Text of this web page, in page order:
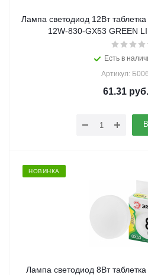
Лампа светодиод 12Вт
12W-830-GX53 GREEN
Есть в
Артикул:
61.31 руб.
НОВИНКА
Лампа светодиод 8Вт